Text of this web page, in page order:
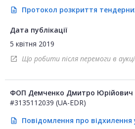
description Протокол розкриття
Дата публікації
5 квітня 2019
open_in_new Що робити після перемоги в
ФОП Демченко Дмитро Юрійович
#3135112039 (UA-EDR)
description
Повідомлення про